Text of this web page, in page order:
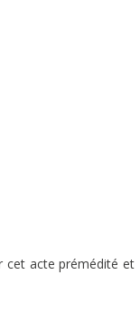
cet acte prémédité et